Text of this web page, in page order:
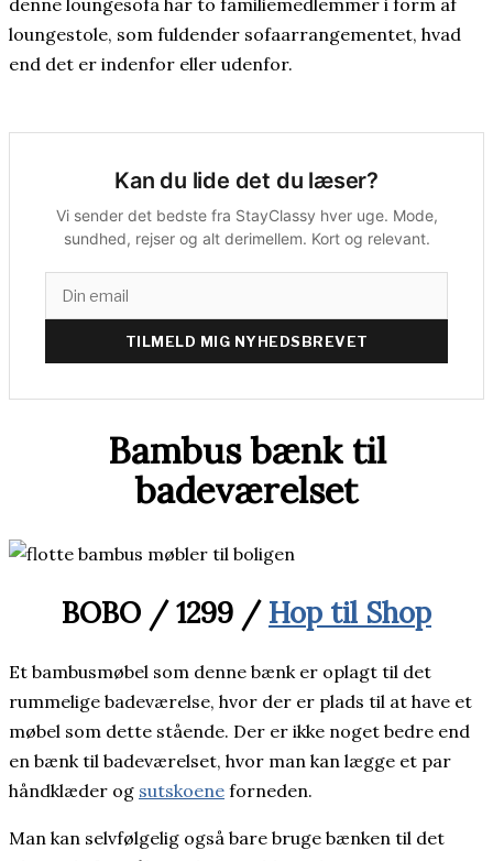
denne loungesofa har to familiemedlemmer i form af
loungestole, som fuldender sofaarrangementet, hvad
end det er indenfor eller udenfor.
Kan du lide det du læser?
Vi sender det bedste fra StayClassy hver uge. Mode,
sundhed, rejser og alt derimellem. Kort og relevant.
TILMELD MIG NYHEDSBREVET
Bambus bænk til
badeværelset
BOBO / 1299 / Hop til Shop
Et bambusmøbel som denne bænk er oplagt til det
rummelige badeværelse, hvor der er plads til at have et
møbel som dette stående. Der er ikke noget bedre end
en bænk til badeværelset, hvor man kan lægge et par
håndklæder og sutskoene forneden.
Man kan selvfølgelig også bare bruge bænken til det